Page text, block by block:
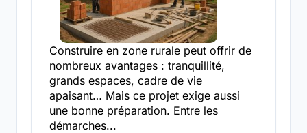
Construire en zone rurale peut offrir de
nombreux avantages : tranquillité,
grands espaces, cadre de vie
apaisant… Mais ce projet exige aussi
une bonne préparation. Entre les
démarches...